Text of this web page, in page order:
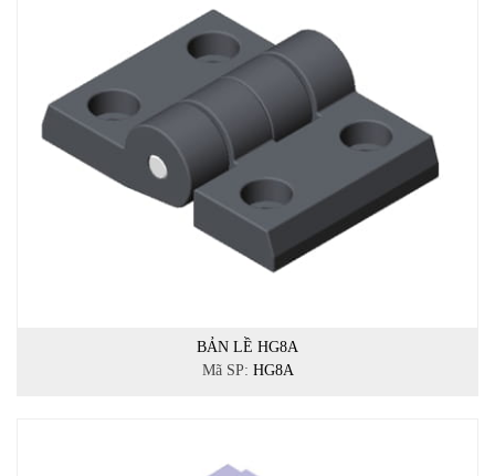
BẢN LỀ HG8A
Mã SP: HG8A